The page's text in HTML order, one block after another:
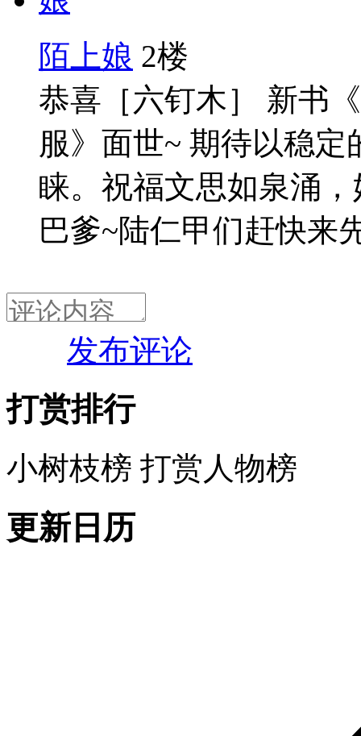
陌上娘 2楼
恭喜［六钉木］ 新书
服》面世~ 期待以稳
睐。祝福文思如泉涌
巴爹~陆仁甲们赶快来
发布评论
打赏排行
小树枝榜 打赏人物榜
更新日历